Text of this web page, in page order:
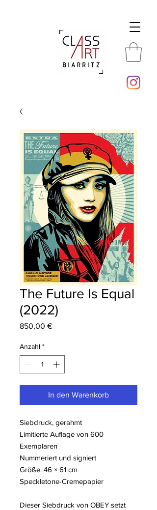
The Future Is Equal
(2022)
850,00 €Preis
Anzahl *
In den Warenkorb
Siebdruck, gerahmt
Limitierte Auflage von 600
Exemplaren
Nummeriert und signiert
Größe: 46 × 61 cm
Speckletone-Cremepapier
Dieser Siebdruck von OBEY setzt